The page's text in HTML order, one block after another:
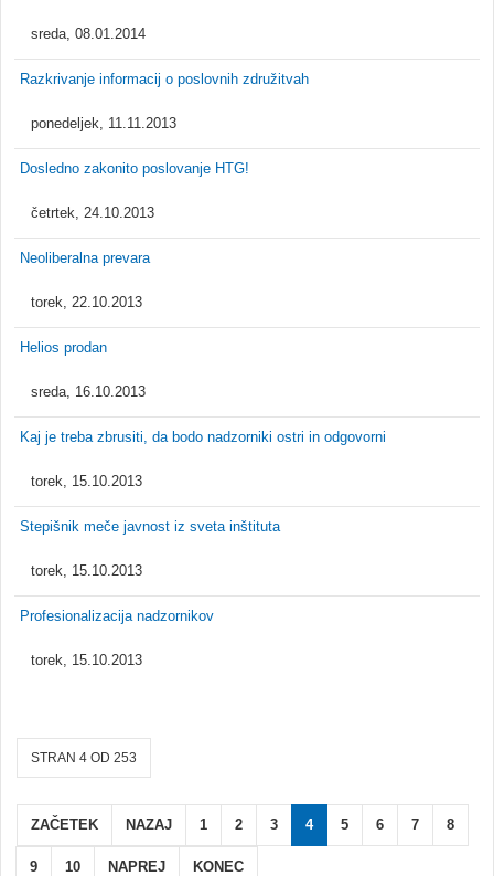
sreda, 08.01.2014
Razkrivanje informacij o poslovnih združitvah
ponedeljek, 11.11.2013
Dosledno zakonito poslovanje HTG!
četrtek, 24.10.2013
Neoliberalna prevara
torek, 22.10.2013
Helios prodan
sreda, 16.10.2013
Kaj je treba zbrusiti, da bodo nadzorniki ostri in odgovorni
torek, 15.10.2013
Stepišnik meče javnost iz sveta inštituta
torek, 15.10.2013
Profesionalizacija nadzornikov
torek, 15.10.2013
STRAN 4 OD 253
ZAČETEK NAZAJ 1 2 3 4 5 6 7 8
9 10 NAPREJ KONEC